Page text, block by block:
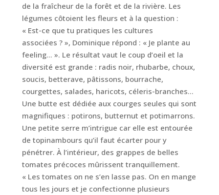
de la fraîcheur de la forêt et de la rivière. Les
légumes côtoient les fleurs et à la question :
« Est-ce que tu pratiques les cultures
associées ? », Dominique répond : « Je plante au
feeling… ». Le résultat vaut le coup d’oeil et la
diversité est grande : radis noir, rhubarbe, choux,
soucis, betterave, pâtissons, bourrache,
courgettes, salades, haricots, céleris-branches…
Une butte est dédiée aux courges seules qui sont
magnifiques : potirons, butternut et potimarrons.
Une petite serre m’intrigue car elle est entourée
de topinambours qu’il faut écarter pour y
pénétrer. À l’intérieur, des grappes de belles
tomates précoces mûrissent tranquillement.
« Les tomates on ne s’en lasse pas. On en mange
tous les jours et je confectionne plusieurs